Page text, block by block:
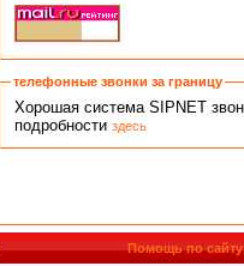
телефонные звонки за границу
Хорошая система SIPNET
подробностиздесь
Помощь по сайту